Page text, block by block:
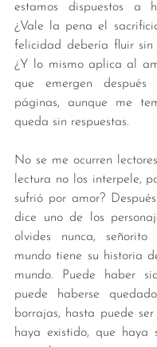
estamos dispuestos a
¿Vale la pena el
felicidad debería fluir sin
¿Y lo mismo aplica al
que emergen
páginas, aunque me
queda sin respuestas.
No se me ocurren
lectura no los interpele,
sufrió por amor?
dice uno de los
olvides nunca, señorito
mundo tiene su historia
mundo. Puede haber
puede haberse
borrajas, hasta puede
haya existido, que haya